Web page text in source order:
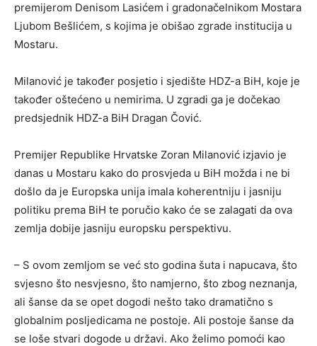
premijerom Denisom Lasićem i gradonačelnikom Mostara
Ljubom Bešlićem, s kojima je obišao zgrade institucija u
Mostaru.
Milanović je također posjetio i sjedište HDZ-a BiH, koje je
također oštećeno u nemirima. U zgradi ga je dočekao
predsjednik HDZ-a BiH Dragan Čović.
Premijer Republike Hrvatske Zoran Milanović izjavio je
danas u Mostaru kako do prosvjeda u BiH možda i ne bi
došlo da je Europska unija imala koherentniju i jasniju
politiku prema BiH te poručio kako će se zalagati da ova
zemlja dobije jasniju europsku perspektivu.
– S ovom zemljom se već sto godina šuta i napucava, što
svjesno što nesvjesno, što namjerno, što zbog neznanja,
ali šanse da se opet dogodi nešto tako dramatično s
globalnim posljedicama ne postoje. Ali postoje šanse da
se loše stvari dogode u državi. Ako želimo pomoći kao